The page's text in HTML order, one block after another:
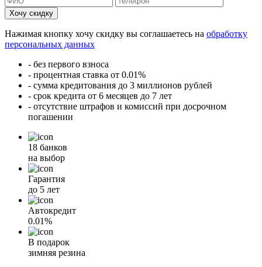
Хочу скидку
Нажимая кнопку хочу скидку вы соглашаетесь на обработку
персональных данных
- без первого взноса
- процентная ставка от 0.01%
- сумма кредитования до 3 миллионов рублей
- срок кредита от 6 месяцев до 7 лет
- отсутствие штрафов и комиссий при досрочном
погашении
18 банков
на выбор
Гарантия
до 5 лет
Автокредит
0.01%
В подарок
зимняя резина